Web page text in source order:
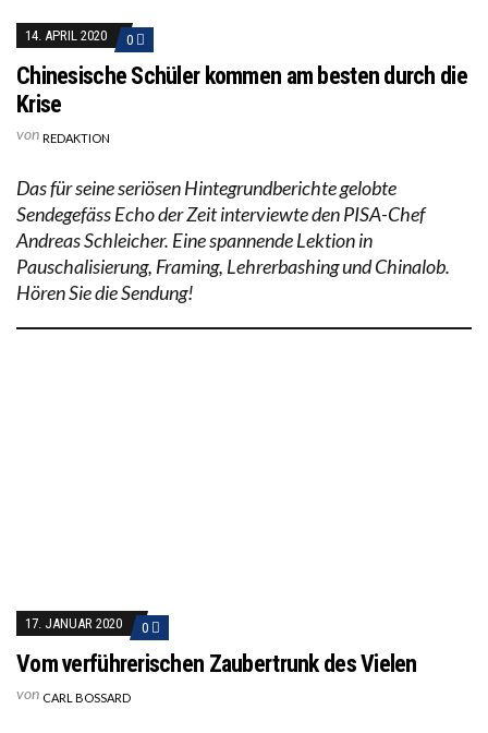
14. APRIL 2020 0
Chinesische Schüler kommen am besten durch die
Krise
von REDAKTION
Das für seine seriösen Hintegrundberichte gelobte
Sendegefäss Echo der Zeit interviewte den PISA-Chef
Andreas Schleicher. Eine spannende Lektion in
Pauschalisierung, Framing, Lehrerbashing und Chinalob.
Hören Sie die Sendung!
17. JANUAR 2020 0
Vom verführerischen Zaubertrunk des Vielen
von CARL BOSSARD